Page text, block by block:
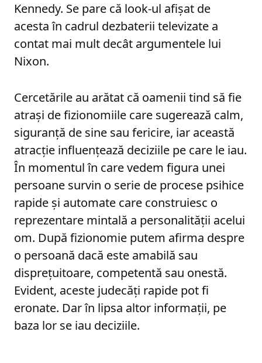
Kennedy. Se pare că look-ul afișat de
acesta în cadrul dezbaterii televizate a
contat mai mult decât argumentele lui
Nixon.
Cercetările au arătat că oamenii tind să fie
atrași de fizionomiile care sugerează calm,
siguranță de sine sau fericire, iar această
atracție influențează deciziile pe care le iau.
În momentul în care vedem figura unei
persoane survin o serie de procese psihice
rapide și automate care construiesc o
reprezentare mintală a personalității acelui
om. După fizionomie putem afirma despre
o persoană dacă este amabilă sau
disprețuitoare, competentă sau onestă.
Evident, aceste judecăți rapide pot fi
eronate. Dar în lipsa altor informații, pe
baza lor se iau deciziile.